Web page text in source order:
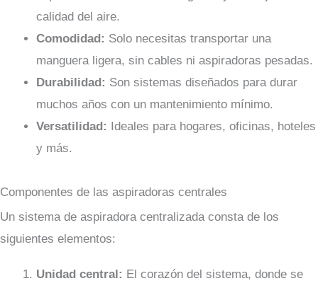
calidad del aire.
Comodidad: Solo necesitas transportar una
manguera ligera, sin cables ni aspiradoras pesadas.
Durabilidad: Son sistemas diseñados para durar
muchos años con un mantenimiento mínimo.
Versatilidad: Ideales para hogares, oficinas, hoteles
y más.
Componentes de las aspiradoras centrales
Un sistema de aspiradora centralizada consta de los
siguientes elementos:
Unidad central: El corazón del sistema, donde se